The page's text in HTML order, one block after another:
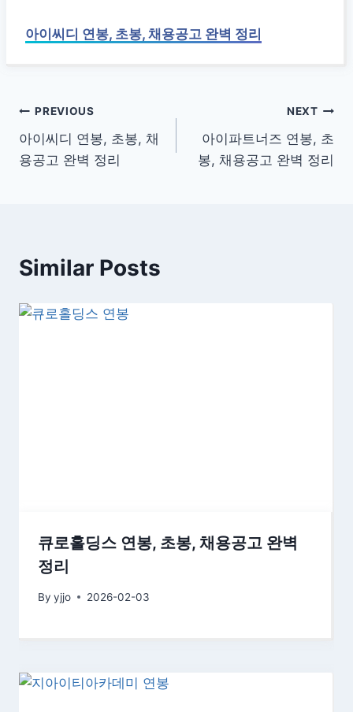
아이씨디 연봉, 초봉, 채용공고 완벽 정리
글
탐
PREVIOUS
아이씨디 연봉, 초봉, 채
용공고 완벽 정리
NEXT
아이파트너즈 연봉, 초
봉, 채용공고 완벽 정리
Similar Posts
큐로홀딩스 연봉, 초봉, 채용공고 완벽
정리
By yjjo 2026-02-03